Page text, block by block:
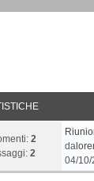
2
2
da
04/10/